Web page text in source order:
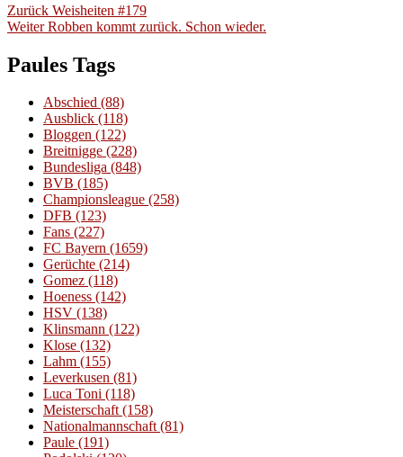
Beitragsnavigation
Zurück Vorheriger
Beitrag:
Weisheiten #179
Weiter Nächster
Robben kommt zurück. Schon wieder.
Paules Tags
Abschied (88)
Ausblick (118)
Bloggen (122)
Breitnigge (228)
Bundesliga (848)
BVB (185)
Championsleague (258)
DFB (123)
Fans (227)
FC Bayern (1659)
Gerüchte (214)
Gomez (118)
Hoeness (142)
HSV (138)
Klinsmann (122)
Klose (132)
Lahm (155)
Leverkusen (81)
Luca Toni (118)
Meisterschaft(158)
Nationalmannschaft(81)
Paule (191)